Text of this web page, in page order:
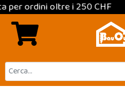
oltre i 250 CHF